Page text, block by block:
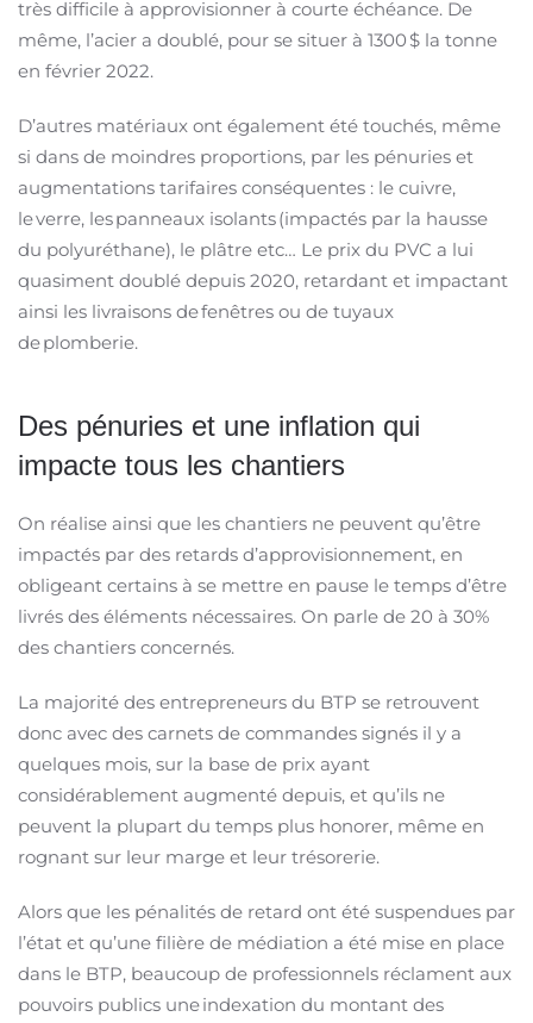
très difficile à approvisionner à courte échéance. De
même, l’acier a doublé, pour se situer à 1300 $ la tonne
en février 2022.
D’autres matériaux ont également été touchés, même
si dans de moindres proportions, par les pénuries et
augmentations tarifaires conséquentes : le cuivre,
le verre, les panneaux isolants (impactés par la hausse
du polyuréthane), le plâtre etc… Le prix du PVC a lui
quasiment doublé depuis 2020, retardant et impactant
ainsi les livraisons de fenêtres ou de tuyaux
de plomberie.
Des pénuries et une inflation qui
impacte tous les chantiers
On réalise ainsi que les chantiers ne peuvent qu’être
impactés par des retards d’approvisionnement, en
obligeant certains à se mettre en pause le temps d’être
livrés des éléments nécessaires. On parle de 20 à 30%
des chantiers concernés.
La majorité des entrepreneurs du BTP se retrouvent
donc avec des carnets de commandes signés il y a
quelques mois, sur la base de prix ayant
considérablement augmenté depuis, et qu’ils ne
peuvent la plupart du temps plus honorer, même en
rognant sur leur marge et leur trésorerie.
Alors que les pénalités de retard ont été suspendues par
l’état et qu’une filière de médiation a été mise en place
dans le BTP, beaucoup de professionnels réclament aux
pouvoirs publics une indexation du montant des